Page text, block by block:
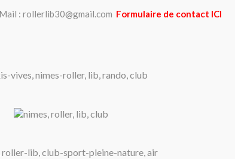
: rollerlib30@gmail.com Formulaire de contact ICI